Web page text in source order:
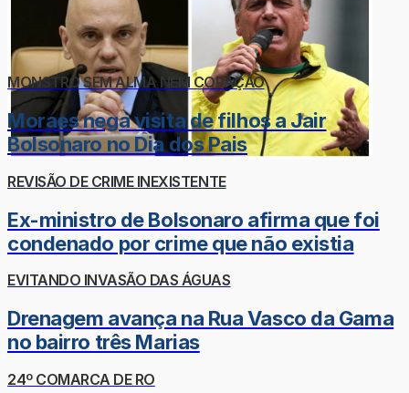
MONSTRO SEM ALMA NEM CORAÇÃO
Moraes nega visita de filhos a Jair
Bolsonaro no Dia dos Pais
REVISÃO DE CRIME INEXISTENTE
Ex-ministro de Bolsonaro afirma que foi
condenado por crime que não existia
EVITANDO INVASÃO DAS ÁGUAS
Drenagem avança na Rua Vasco da Gama
no bairro três Marias
24º COMARCA DE RO